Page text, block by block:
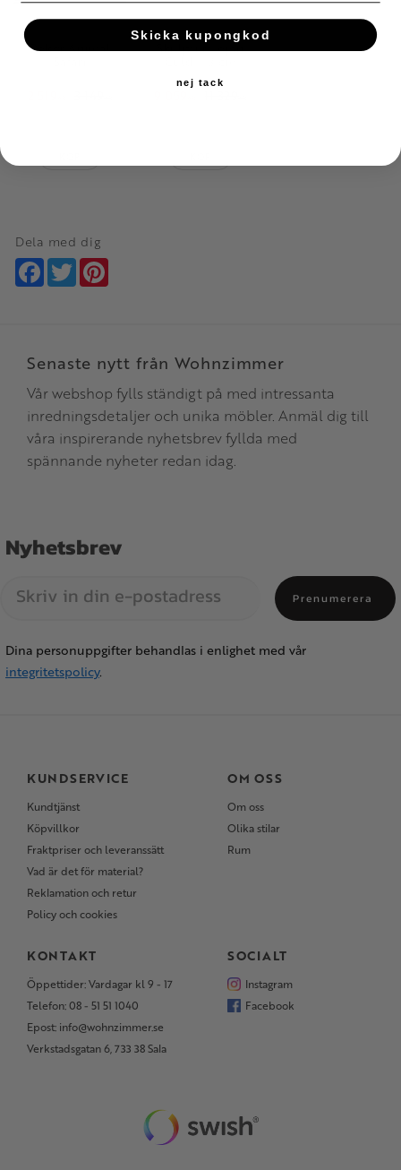
Dekor Animal Skulptur Lejon
Dela med dig
Facebook
Twitter
Senaste nytt från Wohnzimmer
Vår webshop fylls ständigt på med intressanta
inredningsdetaljer och unika möbler. Anmäl dig till
våra inspirerande nyhetsbrev fyllda med
spännande nyheter redan idag.
Nyhetsbrev
Prenumerera
Dina personuppgifter behandlas i enlighet med vår
integritetspolicy.
KUNDSERVICE
Kundtjänst
Köpvillkor
Fraktpriser och leveranssätt
Vad är det för material?
Reklamation och retur
Policy och cookies
OM OSS
Om oss
Olika stilar
Rum
KONTAKT
Öppettider: Vardagar kl 9 - 17
Telefon: 08 - 51 51 1040
Epost: info@wohnzimmer.se
Verkstadsgatan 6, 733 38 Sala
SOCIALT
Instagram
Facebook
Skicka kupongkod
nej tack